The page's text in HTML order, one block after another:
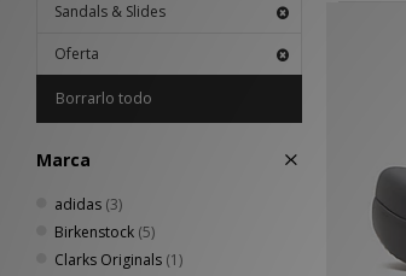
Sandals & Slides
Oferta
Borrarlo todo
Marca
adidas (3)
Birkenstock (5)
Clarks Originals (1)